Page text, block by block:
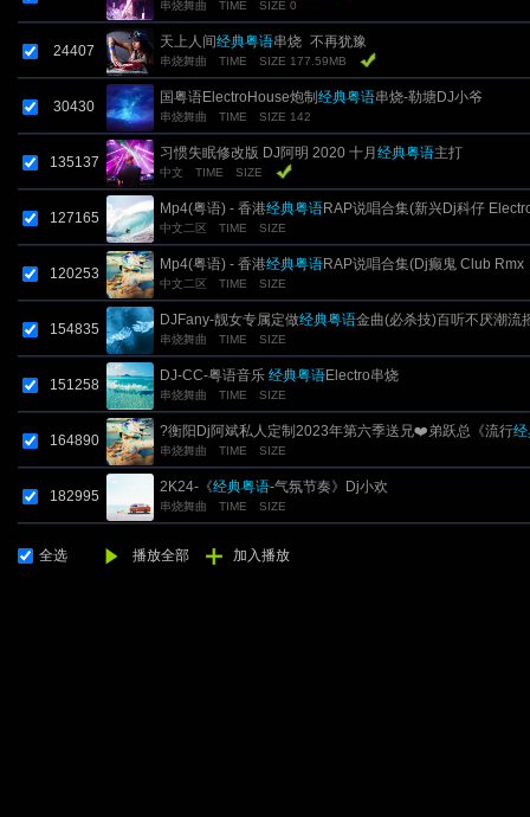
串烧舞曲 TIME SIZE 0
24407
天上人间经典粤语串烧_不再犹豫
串烧舞曲 TIME SIZE 177.59MB
30430
国粤语ElectroHouse炮制 经典粤语串烧-勒塘DJ小爷
串烧舞曲 TIME SIZE 142
135137
习惯失眠修改版 DJ阿明 2020 十月 经典粤语主打
中文 TIME SIZE
127165
Mp4(粤语) - 香港经典粤语RAP说唱合集(新兴Dj科仔
Rmx 2019)
中文二区 TIME SIZE
120253
Mp4(粤语) - 香港经典粤语RAP说唱合集(Dj癫鬼 Club Rmx
2017)
中文二区 TIME SIZE
154835
DJFany-靓女专属定做经典粤语金曲(必杀技)百听不厌潮流
节奏慢摇车载串烧
串烧舞曲 TIME SIZE
151258
DJ-CC-粤语音乐 经典粤语Electro串烧
串烧舞曲 TIME SIZE
164890
?衡阳Dj阿斌私人定制2023年第六季送兄❤️弟跃总《流行
语》网红抖音中文Proghouse跳舞专辑
串烧舞曲 TIME SIZE
182995
2K24-《经典粤语-气氛节奏》Dj小欢
串烧舞曲 TIME SIZE
全选 播放全部 加入播放